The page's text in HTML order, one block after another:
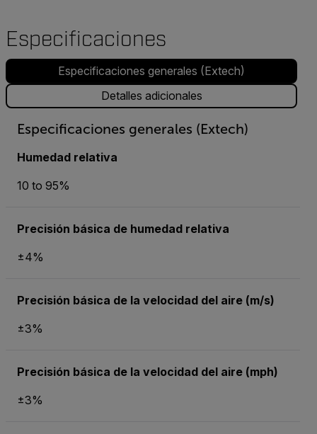
Especificaciones
Especificaciones generales (Extech)
Detalles adicionales
Especificaciones generales (Extech)
Humedad relativa
10 to 95%
Precisión básica de humedad relativa
±4%
Precisión básica de la velocidad del aire (m/s)
±3%
Precisión básica de la velocidad del aire (mph)
±3%